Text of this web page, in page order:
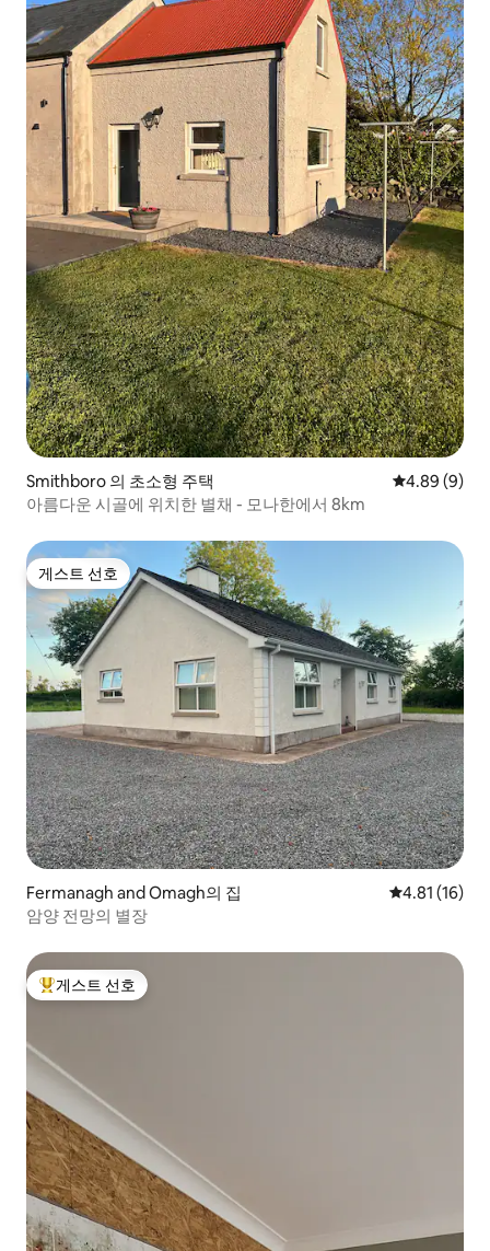
Smithboro 의 초소형 주택 평점 4.89점
4.89 (9)
아름다운 시골에 위치한 별채 - 모나한에서 8km
게스트 선호
게스트 선호
Fermanagh and Omagh의 집 평점 4.81점
4.81 (16)
암양 전망의 별장
상위 게스트 선호
게스트 선호